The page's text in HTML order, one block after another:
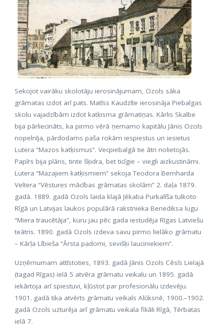
Sekojot vairāku skolotāju ierosinājumam, Ozols sāka
grāmatas izdot arī pats. Matīss Kaudzīte ierosināja Piebalgas
skolu vajadzībām izdot katķisma grāmatiņas. Kārlis Skalbe
bija pārliecināts, ka pirmo vērā ņemamo kapitālu Jānis Ozols
nopelnīja, pārdodams paša rokām iespiestus un iesietus
Lutera “Mazos katķismus”. Vecpiebalgā tie ātri nolietojās.
Papīrs bija plāns, tinte šķidra, bet ticīgie – viegli aizkustināmi.
Lutera “Mazajiem katķismiem” sekoja Teodora Bernharda
Veltera “Vēstures mācības grāmatas skolām” 2. daļa 1879.
gadā. 1889. gadā Ozols laida klajā Jēkaba Purkalīša tulkoto
Rīgā un Latvijas laukos populārā rakstnieka Benediksa lugu
“Miera traucētāja”, kuru jau pēc gada iestudēja Rīgas Latviešu
teātris. 1890. gadā Ozols izdeva savu pirmo lielāko grāmatu
– Kārļa Lībieša “Ārsta padomi, sevišķi lauciniekiem”.
Uzņēmumam attīstoties, 1893. gadā Jānis Ozols Cēsīs Lielajā
(tagad Rīgas) ielā 5 atvēra grāmatu veikalu un 1895. gadā
iekārtoja arī spiestuvi, kļūstot par profesionālu izdevēju.
1901. gadā tika atvērts grāmatu veikals Alūksnē, 1900.–1902.
gadā Ozols uzturēja arī grāmatu veikala filiāli Rīgā, Tērbatas
ielā 7.